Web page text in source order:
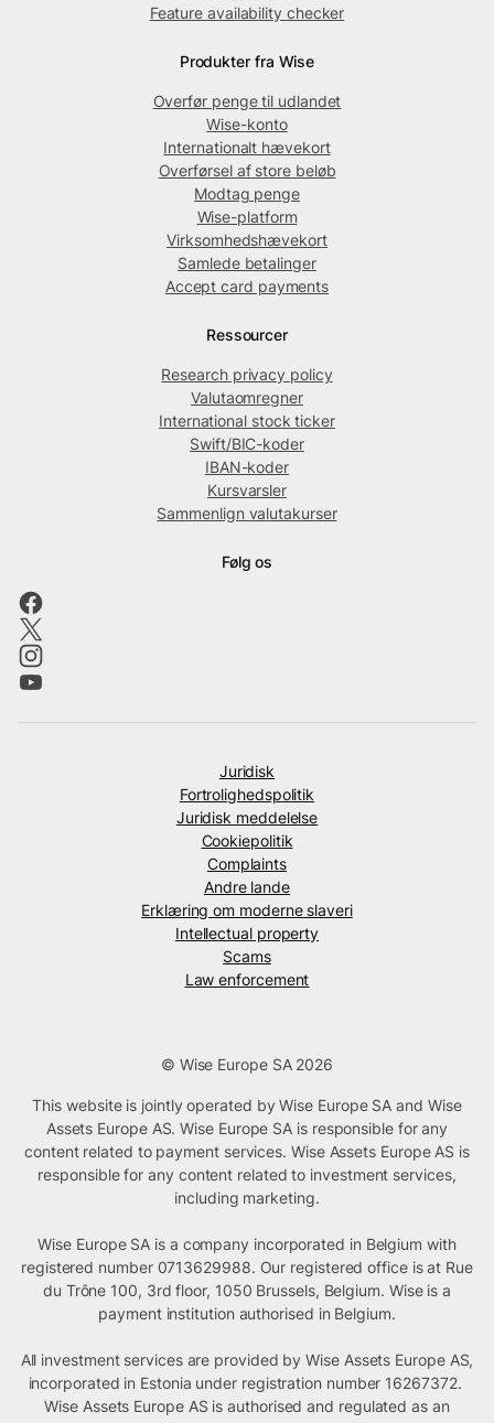
Feature availability checker
Produkter fra Wise
Overfør penge til udlandet
Wise-konto
Internationalt hævekort
Overførsel af store beløb
Modtag penge
Wise-platform
Virksomhedshævekort
Samlede betalinger
Accept card payments
Ressourcer
Research privacy policy
Valutaomregner
International stock ticker
Swift/BIC-koder
IBAN-koder
Kursvarsler
Sammenlign valutakurser
Følg os
Juridisk
Fortrolighedspolitik
Juridisk meddelelse
Cookiepolitik
Complaints
Andre lande
Erklæring om moderne slaveri
Intellectual property
Scams
Law enforcement
© Wise Europe SA 2026
This website is jointly operated by Wise Europe SA and Wise
Assets Europe AS. Wise Europe SA is responsible for any
content related to payment services. Wise Assets Europe AS is
responsible for any content related to investment services,
including marketing.
Wise Europe SA is a company incorporated in Belgium with
registered number 0713629988. Our registered office is at Rue
du Trône 100, 3rd floor, 1050 Brussels, Belgium. Wise is a
payment institution authorised in Belgium.
All investment services are provided by Wise Assets Europe AS,
incorporated in Estonia under registration number 16267372.
Wise Assets Europe AS is authorised and regulated as an